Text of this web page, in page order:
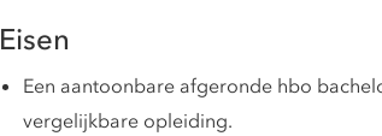
Eisen
Een aantoonbare afgeronde hbo
vergelijkbare opleiding.